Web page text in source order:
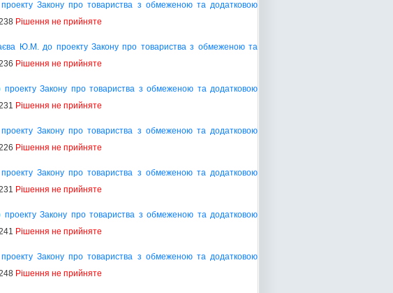
Закону про товариства з обмеженою та додатковою
Рішення не прийняте
Ю.М. до проекту Закону про товариства з обмеженою та
Рішення не прийняте
Закону про товариства з обмеженою та додатковою
Рішення не прийняте
Закону про товариства з обмеженою та додатковою
Рішення не прийняте
Закону про товариства з обмеженою та додатковою
Рішення не прийняте
Закону про товариства з обмеженою та додатковою
Рішення не прийняте
Закону про товариства з обмеженою та додатковою
Рішення не прийняте